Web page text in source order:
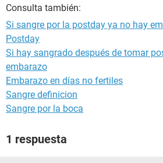
Consulta también:
Si sangre por la postday ya no hay
Postday
Si hay sangrado después de tomar
embarazo
Embarazo en días no fertiles
Sangre definicion
Sangre por la boca
1 respuesta